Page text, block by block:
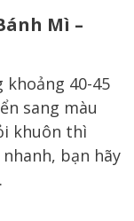
Mì –
40-45
sang màu
khuôn thì
bạn hãy